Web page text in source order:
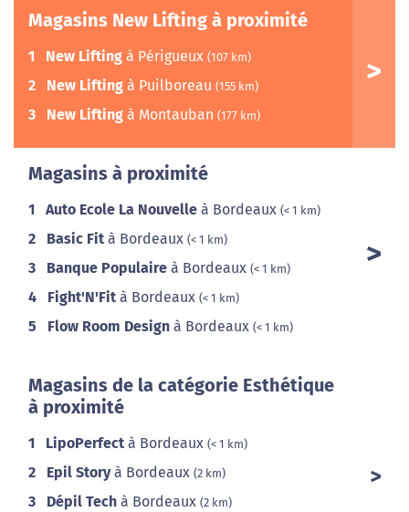
Magasins New Lifting à proximité
1 New Lifting à Périgueux (107 km)
2 New Lifting à Puilboreau (155 km)
3 New Lifting à Montauban (177 km)
Magasins à proximité
1 Auto Ecole La Nouvelle à Bordeaux (< 1 km)
2 Basic Fit à Bordeaux (< 1 km)
3 Banque Populaire à Bordeaux (< 1 km)
4 Fight'N'Fit à Bordeaux (< 1 km)
5 Flow Room Design à Bordeaux (< 1 km)
Magasins de la catégorie Esthétique
à proximité
1 LipoPerfect à Bordeaux (< 1 km)
2 Epil Storyà Bordeaux (2 km)
3 Dépil Tech à Bordeaux (2 km)